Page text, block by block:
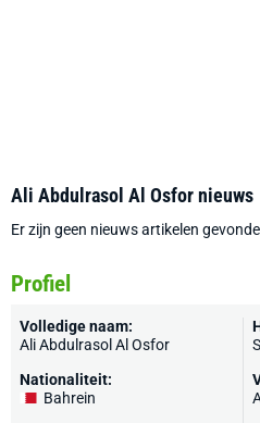
Ali Abdulrasol Al Osfor nieuws
Er zijn geen nieuws artikelen
Profiel
Volledige naam:
Ali Abdulrasol Al Osfor
Nationaliteit:
Bahrein